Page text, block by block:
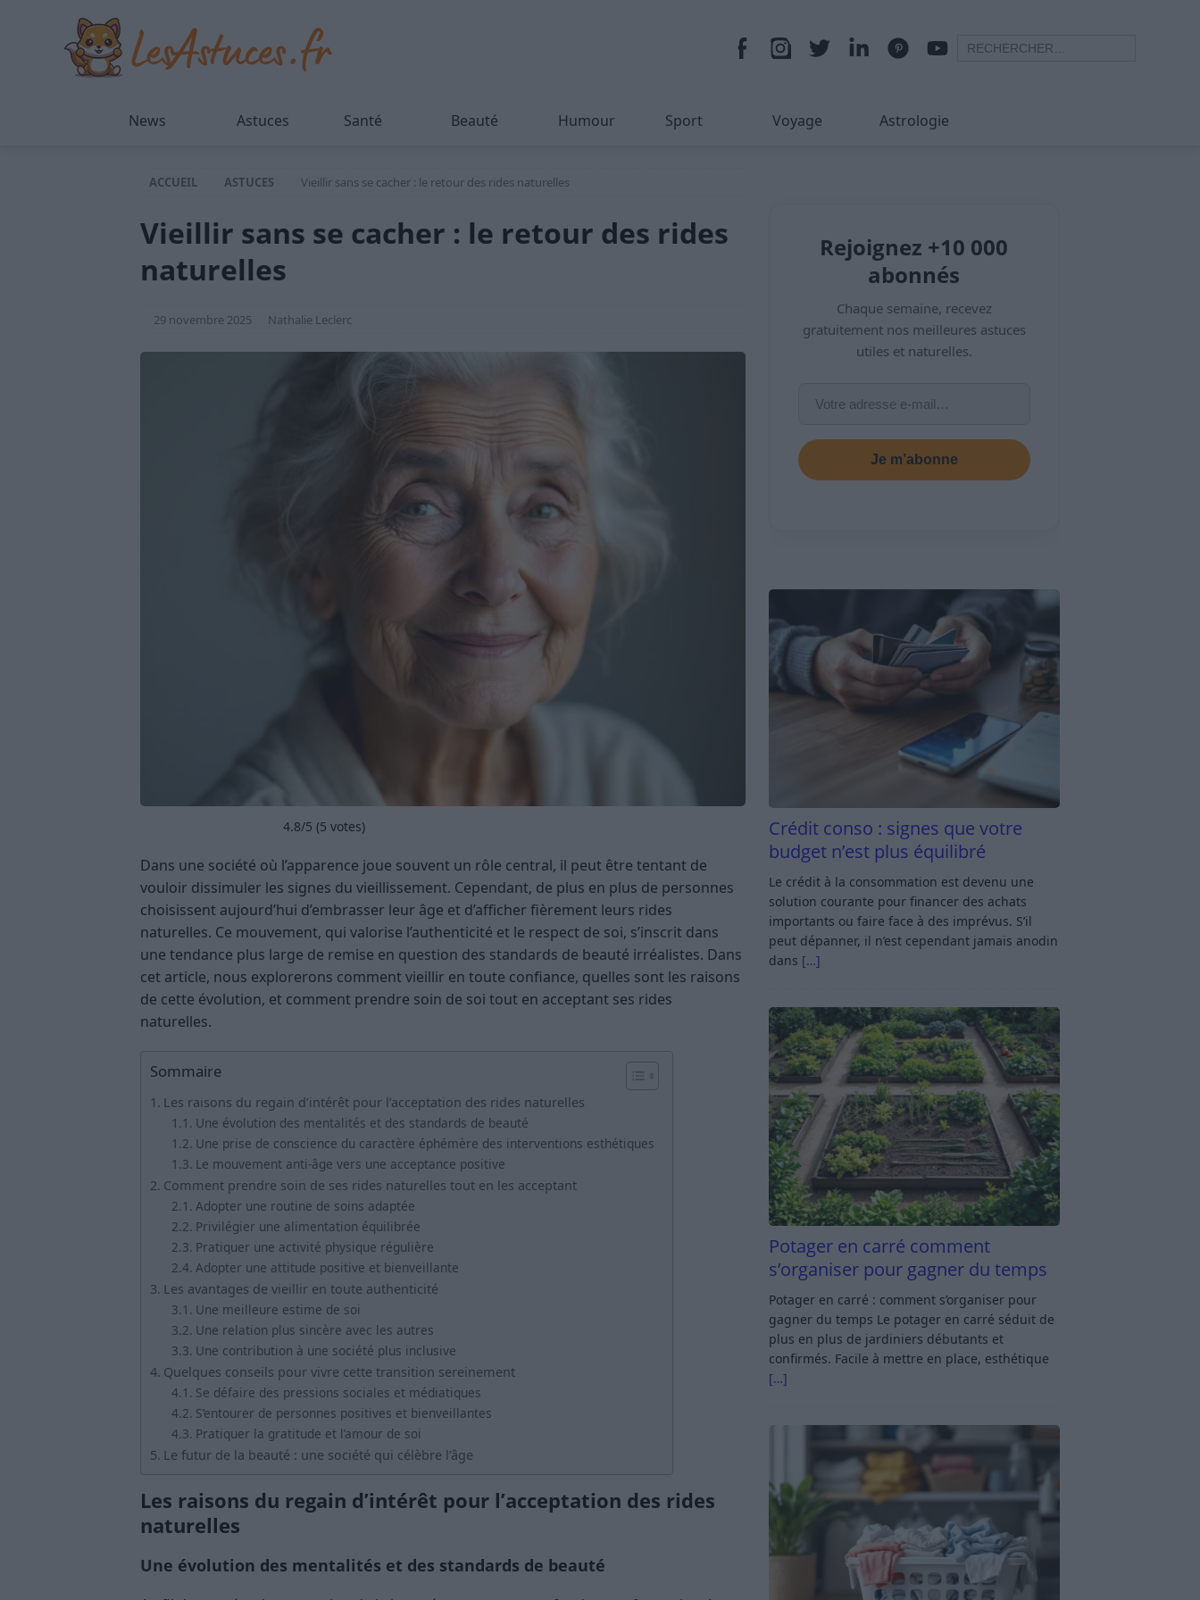
News Astuces Santé Beauté Humour Sport Voyage Astrologie
ACCUEIL ASTUCES Vieillir sans se cacher : le retour des rides naturelles
Vieillir sans se cacher : le retour des rides
naturelles
29 novembre 2025 Nathalie Leclerc
4.8/5 (5 votes)
Dans une société où l’apparence joue souvent un rôle central, il peut être tentant de
vouloir dissimuler les signes du vieillissement. Cependant, de plus en plus de personnes
choisissent aujourd’hui d’embrasser leur âge et d’afficher fièrement leurs rides
naturelles. Ce mouvement, qui valorise l’authenticité et le respect de soi, s’inscrit dans
une tendance plus large de remise en question des standards de beauté irréalistes. Dans
cet article, nous explorerons comment vieillir en toute confiance, quelles sont les raisons
de cette évolution, et comment prendre soin de soi tout en acceptant ses rides
naturelles.
Sommaire
Les raisons du regain d’intérêt pour l’acceptation des rides naturelles
Une évolution des mentalités et des standards de beauté
Une prise de conscience du caractère éphémère des interventions esthétiques
Le mouvement anti-âge vers une acceptance positive
Comment prendre soin de ses rides naturelles tout en les acceptant
Adopter une routine de soins adaptée
Privilégier une alimentation équilibrée
Pratiquer une activité physique régulière
Adopter une attitude positive et bienveillante
Les avantages de vieillir en toute authenticité
Une meilleure estime de soi
Une relation plus sincère avec les autres
Une contribution à une société plus inclusive
Quelques conseils pour vivre cette transition sereinement
Se défaire des pressions sociales et médiatiques
S’entourer de personnes positives et bienveillantes
Pratiquer la gratitude et l’amour de soi
Le futur de la beauté : une société qui célèbre l’âge
Les raisons du regain d’intérêt pour l’acceptation des rides
naturelles
Une évolution des mentalités et des standards de beauté
Rejoignez +10 000
abonnés
Chaque semaine, recevez
gratuitement nos meilleures astuces
utiles et naturelles.
Je m’abonne
Crédit conso : signes que votre
budget n’est plus équilibré
Le crédit à la consommation est devenu une
solution courante pour financer des achats
importants ou faire face à des imprévus. S’il
peut dépanner, il n’est cependant jamais anodin
dans […]
Potager en carré comment
s’organiser pour gagner du temps
Potager en carré : comment s’organiser pour
gagner du temps Le potager en carré séduit de
plus en plus de jardiniers débutants et
confirmés. Facile à mettre en place, esthétique
[…]